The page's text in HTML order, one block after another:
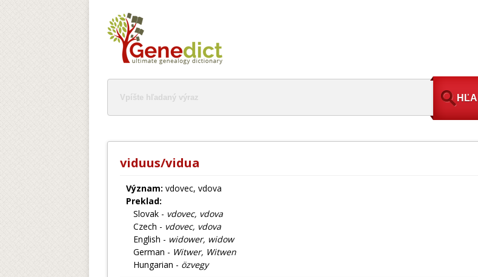
viduus/vidua
Význam: vdovec, vdova
Preklad:
Slovak - vdovec, vdova
Czech - vdovec, vdova
English - widower, widow
German - Witwer, Witwen
Hungarian - özvegy